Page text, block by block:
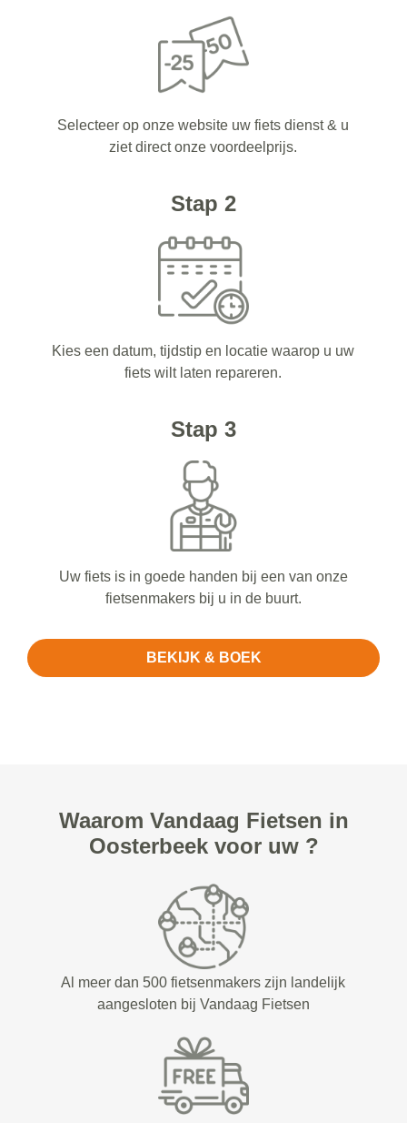
Selecteer op onze website uw fiets dienst & u
ziet direct onze voordeelprijs.
Stap 2
Kies een datum, tijdstip en locatie waarop u uw
fiets wilt laten repareren.
Stap 3
Uw fiets is in goede handen bij een van onze
fietsenmakers bij u in de buurt.
BEKIJK & BOEK
Waarom Vandaag Fietsen in
Oosterbeek voor uw ?
Al meer dan 500 fietsenmakers zijn landelijk
aangesloten bij Vandaag Fietsen